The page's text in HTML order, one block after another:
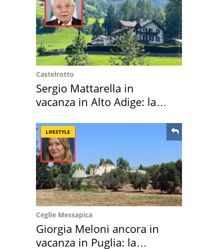
Castelrotto
Sergio Mattarella in
vacanza in Alto Adige: la
LIFESTYLE
Ceglie Messapica
Giorgia Meloni ancora in
vacanza in Puglia: la